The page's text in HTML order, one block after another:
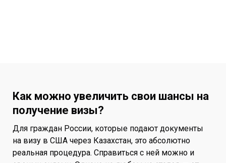
Как можно увеличить свои шансы на
получение визы?
Для граждан России, которые подают документы
на визу в США через Казахстан, это абсолютно
реальная процедура. Справиться с ней можно и